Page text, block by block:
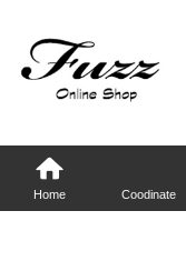
Home Coodinate